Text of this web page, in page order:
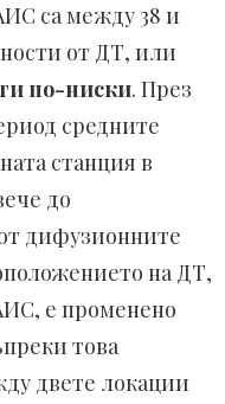
са между 38 и
от ДТ, или
по-ниски. През
средните
станция в
до
дифузионните
на ДТ,
е променено
това
двете локации